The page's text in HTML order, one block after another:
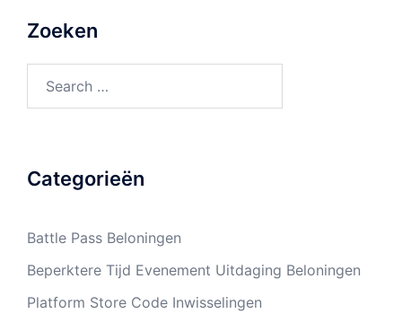
Zoeken
Categorieën
Battle Pass Beloningen
Beperktere Tijd Evenement Uitdaging Beloningen
Platform Store Code Inwisselingen